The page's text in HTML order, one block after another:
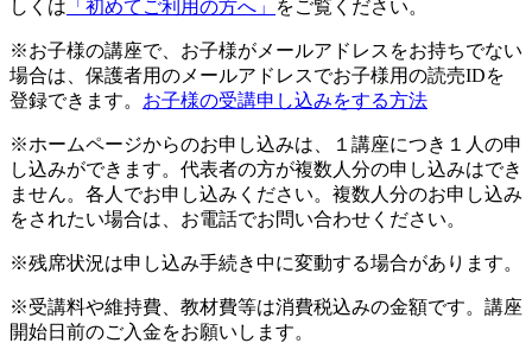
しくは 「初めてご利用の方へ」 をご覧ください。
※お子様の講座で、お子様がメールアドレスをお持ちでない
場合は、保護者用のメールアドレスでお子様用の読売IDを
登録できます。 お子様の受講申し込みをする方法
※ホームページからのお申し込みは、１講座につき１人の申
し込みができます。代表者の方が複数人分の申し込みはでき
ません。各人でお申し込みください。複数人分のお申し込み
をされたい場合は、お電話でお問い合わせください。
※残席状況は申し込み手続き中に変動する場合があります。
※受講料や維持費、教材費等は消費税込みの金額です。講座
開始日前のご入金をお願いします。